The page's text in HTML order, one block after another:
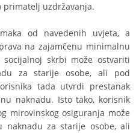
primatelj uzdržavanja.
od navedenih uvjeta, a
na zajamčenu minimalnu
skrbi može ostvariti
za starije osobe, ali pod
tada utvrdi prestanak
naknadu. Isto tako, korisnik
mirovinskog osiguranja može
naknadu za starije osobe, ali